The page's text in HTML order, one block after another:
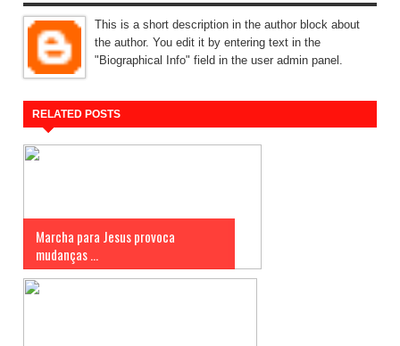
This is a short description in the author block about
the author. You edit it by entering text in the
"Biographical Info" field in the user admin panel.
RELATED POSTS
Marcha para Jesus provoca
mudanças ...